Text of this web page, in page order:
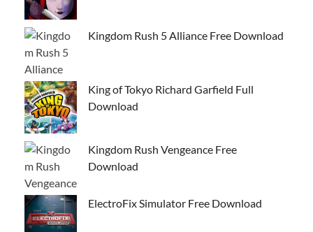
Kingdom Rush 5 Alliance Free Download
King of Tokyo Richard Garfield Full
Download
Kingdom Rush Vengeance Free
Download
ElectroFix Simulator Free Download